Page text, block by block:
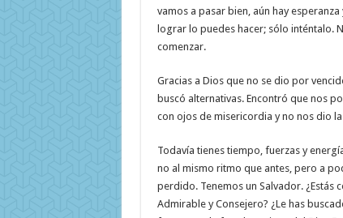
vamos a pasar bien, aún hay
lograr lo puedes hacer; sólo inténtalo.
comenzar.
Gracias a Dios que no se dio por
buscó alternativas. Encontró que nos
con ojos de misericordia y no nos dio
Todavía tienes tiempo, fuerzas y
no al mismo ritmo que antes, pero a
perdido. Tenemos un Salvador. ¿Estás
Admirable y Consejero? ¿Le has